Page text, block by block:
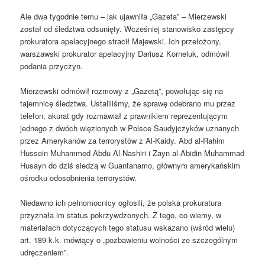
Ale dwa tygodnie temu – jak ujawniła „Gazeta” – Mierzewski
został od śledztwa odsunięty. Wcześniej stanowisko zastępcy
prokuratora apelacyjnego stracił Majewski. Ich przełożony,
warszawski prokurator apelacyjny Dariusz Korneluk, odmówił
podania przyczyn.
Mierzewski odmówił rozmowy z „Gazetą”, powołując się na
tajemnicę śledztwa. Ustaliliśmy, że sprawę odebrano mu przez
telefon, akurat gdy rozmawiał z prawnikiem reprezentującym
jednego z dwóch więzionych w Polsce Saudyjczyków uznanych
przez Amerykanów za terrorystów z Al-Kaidy. Abd al-Rahim
Hussein Muhammed Abdu Al-Nashiri i Zayn al-Abidin Muhammad
Husayn do dziś siedzą w Guantanamo, głównym amerykańskim
ośrodku odosobnienia terrorystów.
Niedawno ich pełnomocnicy ogłosili, że polska prokuratura
przyznała im status pokrzywdzonych. Z tego, co wiemy, w
materiałach dotyczących tego statusu wskazano (wśród wielu)
art. 189 k.k. mówiący o „pozbawieniu wolności ze szczególnym
udręczeniem”.